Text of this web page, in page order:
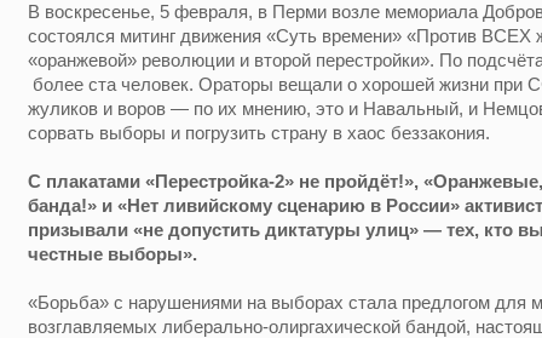
В воскресенье, 5 февраля, в Перми возле мемориала
состоялся митинг движения «Суть времени» «Против ВСЕХ
«оранжевой» революции и второй перестройки». По
более ста человек. Ораторы вещали о хорошей жизни при
жуликов и воров — по их мнению, это и Навальный, и
сорвать выборы и погрузить страну в хаос беззакония.
С плакатами «Перестройка-2» не пройдёт!»,
банда!» и «Нет ливийскому сценарию в России»
призывали «не допустить диктатуры улиц» — тех, кто
честные выборы».
«Борьба» с нарушениями на выборах стала предлогом для
возглавляемых либерально-олиргахической бандой,